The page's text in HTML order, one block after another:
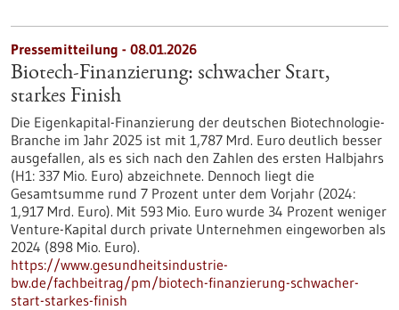
Pressemitteilung - 08.01.2026
Biotech-Finanzierung: schwacher Start,
starkes Finish
Die Eigenkapital-Finanzierung der deutschen Biotechnologie-
Branche im Jahr 2025 ist mit 1,787 Mrd. Euro deutlich besser
ausgefallen, als es sich nach den Zahlen des ersten Halbjahrs
(H1: 337 Mio. Euro) abzeichnete. Dennoch liegt die
Gesamtsumme rund 7 Prozent unter dem Vorjahr (2024:
1,917 Mrd. Euro). Mit 593 Mio. Euro wurde 34 Prozent weniger
Venture-Kapital durch private Unternehmen eingeworben als
2024 (898 Mio. Euro).
https://www.gesundheitsindustrie-
bw.de/fachbeitrag/pm/biotech-finanzierung-schwacher-
start-starkes-finish